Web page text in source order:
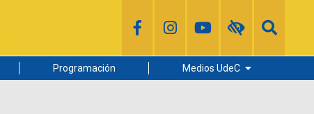
Programación Medios UdeC